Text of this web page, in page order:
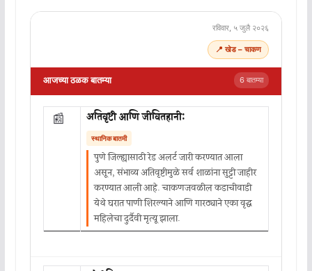
रविवार, ५ जुलै २०२६
📍 खेड – चाकण
आजच्या ठळक बातम्या 6 बातम्या
📰 अतिवृष्टी आणि जीवितहानी:
स्थानिक बातमी
पुणे जिल्ह्यासाठी रेड अलर्ट जारी करण्यात आला
असून, संभाव्य अतिवृष्टीमुळे सर्व शाळांना सुट्टी जाहीर
करण्यात आली आहे. चाकणजवळील कडाचीवाडी
येथे घरात पाणी शिरल्याने आणि गारठ्याने एका वृद्ध
महिलेचा दुर्दैवी मृत्यू झाला.